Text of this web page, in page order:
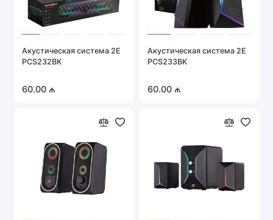
Акустическая система 2E
PCS232BK
60.00 ₼
Акустическая система 2E
PCS233BK
60.00 ₼